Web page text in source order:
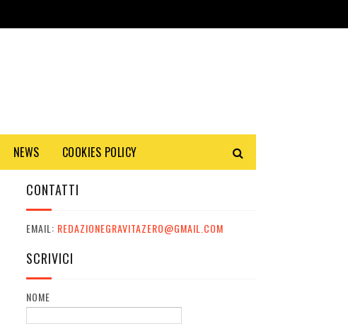
NEWS COOKIES POLICY
CONTATTI
EMAIL: REDAZIONEGRAVITAZERO@GMAIL.COM
SCRIVICI
NOME